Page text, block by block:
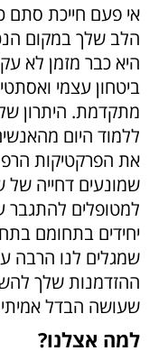
אי פעם חייכת סתם
הלב שלך במקום
היא כבר מזמן לא
ביטחון עצמי
מתקדמת. היתרון
ללמוד היום
את הפרקטיקות
שמונעים דחייה של
למטופלים להתגבר
יחידים בתחומם
שמגלים לנו הרבה
ההזדמנות שלך
שעושה הבדל
למה אצלנו?